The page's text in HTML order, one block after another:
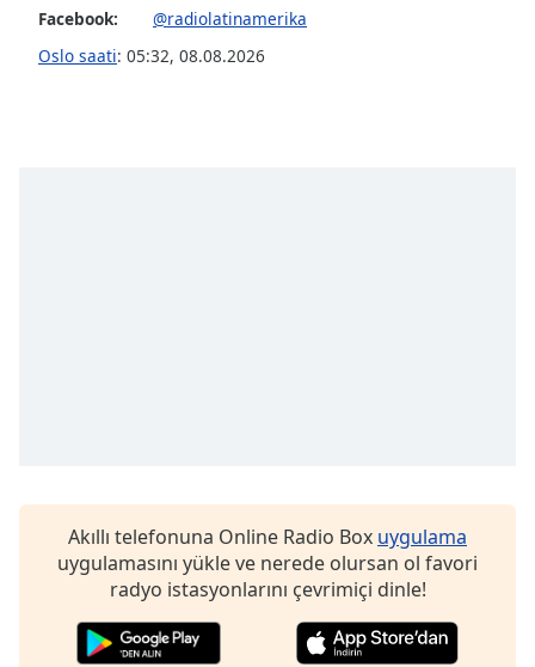
Font
Family
Facebook:
@radiolatinamerika
Oslo saati: 05:32, 08.08.2026
Akıllı telefonuna Online Radio Box uygulama
uygulamasını yükle ve nerede olursan ol favori
radyo istasyonlarını çevrimiçi dinle!